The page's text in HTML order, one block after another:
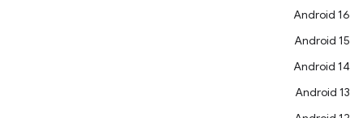
Android 16
Android 15
Android 14
Android 13